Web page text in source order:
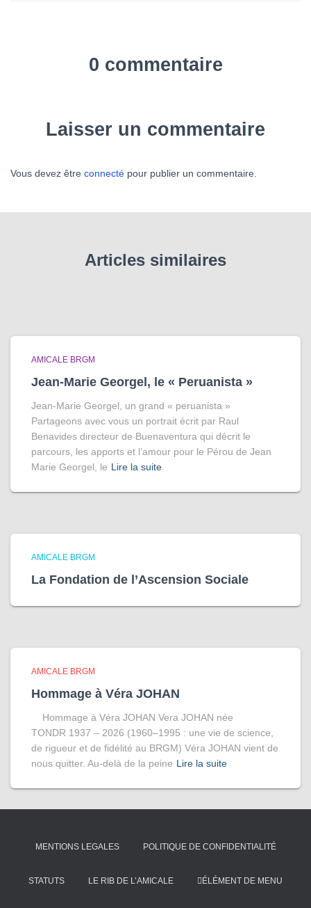
0 commentaire
Laisser un commentaire
Vous devez être connecté pour publier un commentaire.
Articles similaires
AMICALE BRGM
Jean-Marie Georgel, le « Peruanista »
Jean-Marie Georgel, un grand « peruanista »
Partageons avec vous un portrait écrit par Raul
Benavides directeur de Buenaventura qui décrit le
parcours, les apports et l’amour pour le Pérou de Jean
Marie Georgel, le Lire la suite
AMICALE BRGM
La Fondation de l’Ascension Sociale
AMICALE BRGM
Hommage à Véra JOHAN
Hommage à Véra JOHAN Vera JOHAN née
TONDR 1937 – 2026 (1960–1995 : une vie de science,
de rigueur et de fidélité au BRGM) Véra JOHAN vient de
nous quitter. Au-delà de la peine Lire la suite
MENTIONS LEGALES POLITIQUE DE CONFIDENTIALITÉ
STATUTS LE RIB DE L’AMICALE ÉLÉMENT DE MENU